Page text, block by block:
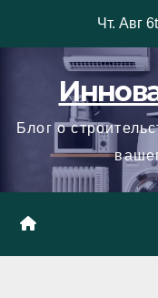
Чт. Авг
Блог о